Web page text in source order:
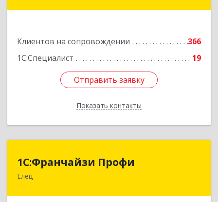
Клиентов на сопровождении
366
1С:Специалист
19
Отправить заявку
Показать контакты
Отправить заявку
Назад
1С:Франчайзи Профи
Елец
1С:Франчайзи Профи